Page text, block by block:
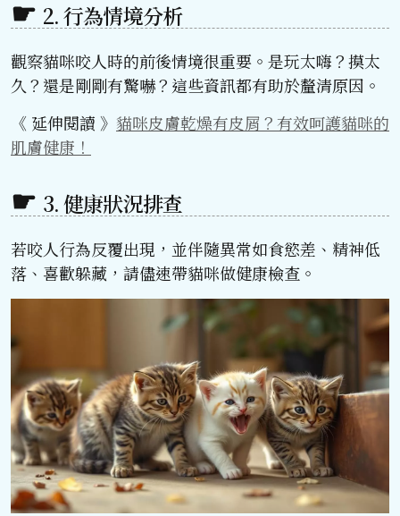
2. 行為情境分析
觀察貓咪咬人時的前後情境很重要。是玩太嗨？摸太
久？還是剛剛有驚嚇？這些資訊都有助於釐清原因。
《 延伸閱讀 》 貓咪皮膚乾燥有皮屑？有效呵護貓咪的
肌膚健康！
3. 健康狀況排查
若咬人行為反覆出現，並伴隨異常如食慾差、精神低
落、喜歡躲藏，請儘速帶貓咪做健康檢查。